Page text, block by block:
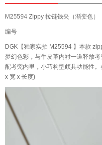
M25594 Zippy 拉链钱夹（渐变色）
编号
DGK【独家实拍 M25594 】本款
梦幻色彩，与牛皮革内衬一道释放
配考究内里，小巧构型颇具功能性
x 宽 x 长度)